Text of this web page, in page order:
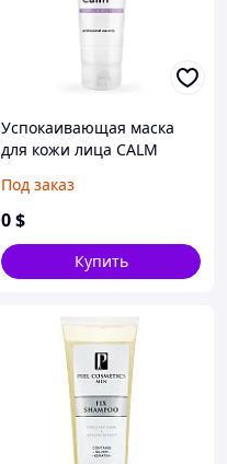
Успокаивающая маска
для кожи лица CALM
Под заказ
0$
Купить